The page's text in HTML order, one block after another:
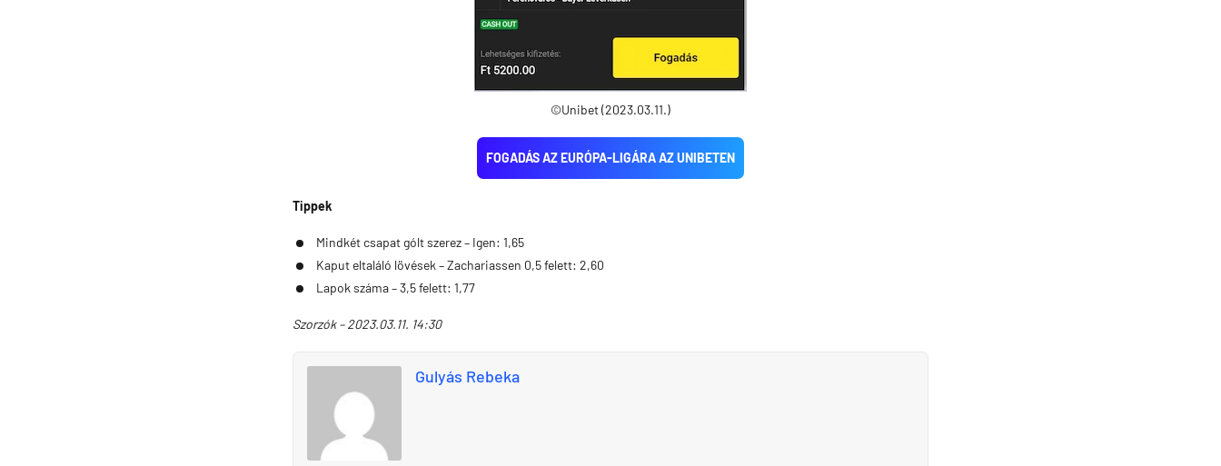
©Unibet (2023.03.11.)
FOGADÁS AZ EURÓPA-LIGÁRA AZ UNIBETEN
Tippek
Mindkét csapat gólt szerez – Igen: 1,65
Kaput eltaláló lövések – Zachariassen 0,5 felett: 2,60
Lapok száma – 3,5 felett: 1,77
Szorzók – 2023.03.11. 14:30
Gulyás Rebeka